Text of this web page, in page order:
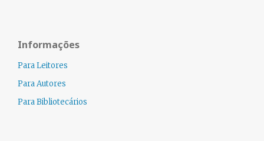
Informações
Para Leitores
Para Autores
Para Bibliotecários